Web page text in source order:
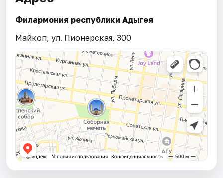
Филармония республики Адыгея
Майкоп, ул. Пионерская, 300